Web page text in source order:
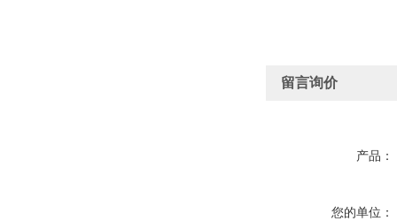
留言询价
产品：
您的单位：